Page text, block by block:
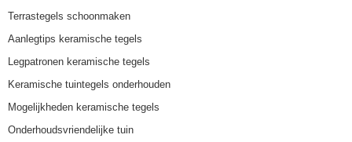
Terrastegels schoonmaken
Aanlegtips keramische tegels
Legpatronen keramische tegels
Keramische tuintegels onderhouden
Mogelijkheden keramische tegels
Onderhoudsvriendelijke tuin